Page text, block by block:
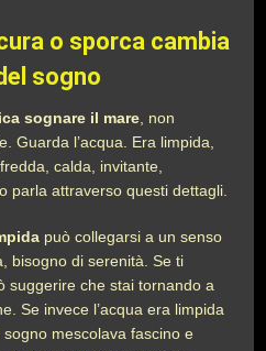
o sporca cambia
sogno
sognare il mare , non
Guarda l’acqua. Era limpida,
calda, invitante,
parla attraverso questi dettagli.
può collegarsi a un senso
bisogno di serenità. Se ti
suggerire che stai tornando a
Se invece l’acqua era limpida
mescolava fascino e